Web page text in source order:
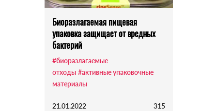
Биоразлагаемая пищевая
упаковка защищает от вредных
бактерий
#биоразлагаемые
отходы #активные упаковочные
материалы
21.01.2022 315